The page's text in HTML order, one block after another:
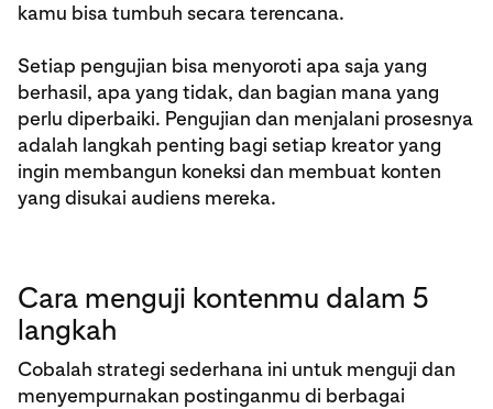
kamu bisa tumbuh secara terencana.
Setiap pengujian bisa menyoroti apa saja yang
berhasil, apa yang tidak, dan bagian mana yang
perlu diperbaiki. Pengujian dan menjalani prosesnya
adalah langkah penting bagi setiap kreator yang
ingin membangun koneksi dan membuat konten
yang disukai audiens mereka.
Cara menguji kontenmu dalam 5
langkah
Cobalah strategi sederhana ini untuk menguji dan
menyempurnakan postinganmu di berbagai